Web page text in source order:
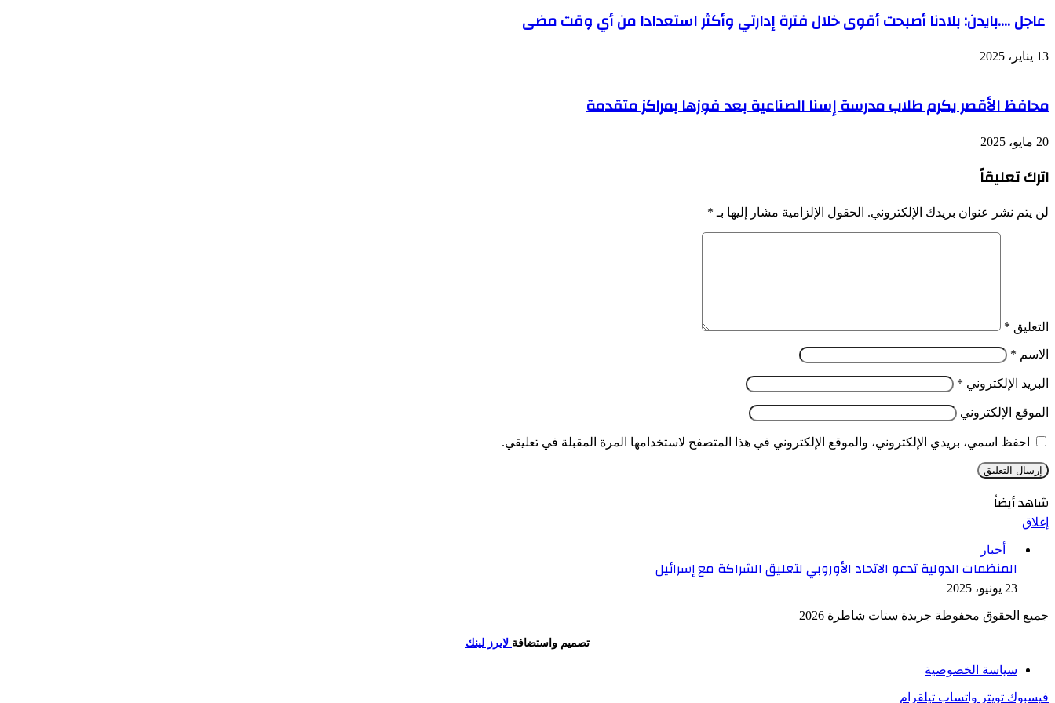
عاجل ….بايدن: بلادنا أصبحت أقوى خلال فترة إدارتي وأكثر استعدادا من أي وقت مضى
13 يناير، 2025
محافظ الأقصر يكرم طلاب مدرسة إسنا الصناعية بعد فوزها بمراكز متقدمة
20 مايو، 2025
اترك تعليقاً
لن يتم نشر عنوان بريدك الإلكتروني. الحقول الإلزامية مشار إليها بـ *
التعليق *
الاسم *
البريد الإلكتروني *
الموقع الإلكتروني
احفظ اسمي، بريدي الإلكتروني، والموقع الإلكتروني في هذا المتصفح لاستخدامها المرة المقبلة في تعليقي.
شاهد أيضاً
إغلاق
أخبار
المنظمات الدولية تدعو الاتحاد الأوروبي لتعليق الشراكة مع إسرائيل
23 يونيو، 2025
جميع الحقوق محفوظة جريدة ستات شاطرة 2026
تصميم واستضافة لايرز لينك
سياسة الخصوصية
فيسبوك تويتر واتساب تيلقرام